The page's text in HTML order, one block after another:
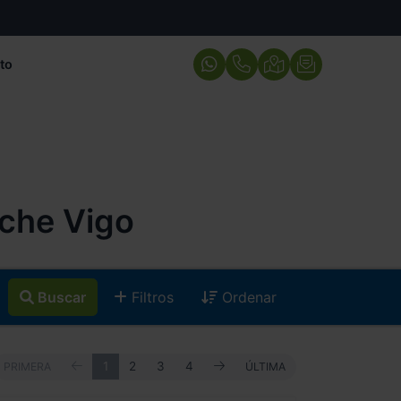
Vigo
Buscar Filtros Ordenar
ANTERIOR
2 3 4 SIGUIENTE
ÚLTIMA